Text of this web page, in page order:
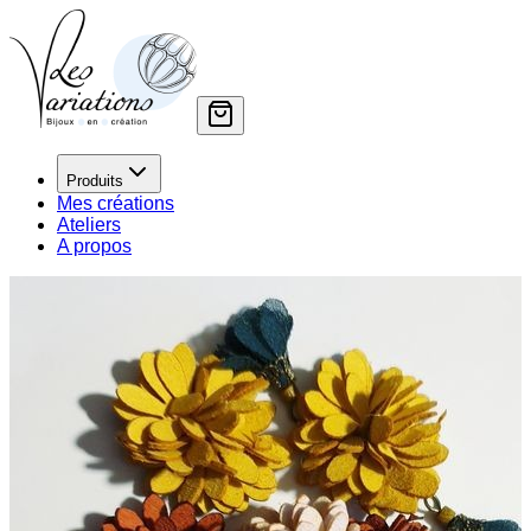
Produits
Mes créations
Ateliers
A propos